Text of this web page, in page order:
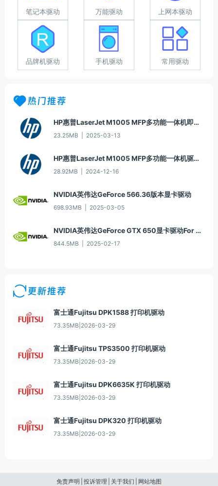
笔记本驱动 万能驱动 上网本驱动
品牌机驱动 手机驱动 常用驱动
热门推荐
HP惠普LaserJet M1005 MFP多功能一体机即插即用驱动20070326版For Win7
23.25MB 2025-03-13
HP惠普LaserJet M1005 MFP多功能一体机驱动20060913版For Win2000/XP
28.92MB 2024-12-16
NVIDIA英伟达GeForce 566.36版本显卡驱动
698.93MB 2025-03-05
NVIDIA英伟达GeForce GTX 650显卡驱动For Win10-64
844.5MB 2025-02-17
更新推荐
富士通Fujitsu DPK1588 打印机驱动
73.35MB 2026-03-29
富士通Fujitsu TPS3500 打印机驱动
73.35MB 2026-03-29
富士通Fujitsu DPK6635K 打印机驱动
73.35MB 2026-03-29
富士通Fujitsu DPK320 打印机驱动
73.35MB 2026-03-29
免责声明 投诉管理 关于我们 网站地图